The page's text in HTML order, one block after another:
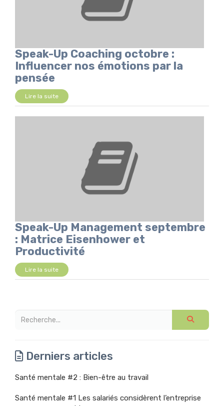
Speak-Up Coaching octobre :
Influencer nos émotions par la
pensée
Lire la suite
Speak-Up Management septembre
: Matrice Eisenhower et
Productivité
Lire la suite
Derniers articles
Santé mentale #2 : Bien-être au travail
Santé mentale #1 Les salariés considèrent l’entreprise